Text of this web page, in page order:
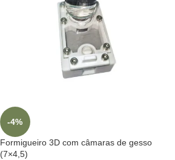
-4%
Formigueiro 3D com câmaras de gesso
(7×4,5)